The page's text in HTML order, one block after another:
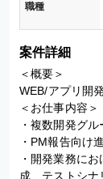
職種
案件詳細
＜概要＞
WEB/アプリ開
＜お仕事内容＞
・複数開発グ
・PM報告向け
・開発業務に
成、テストシナ